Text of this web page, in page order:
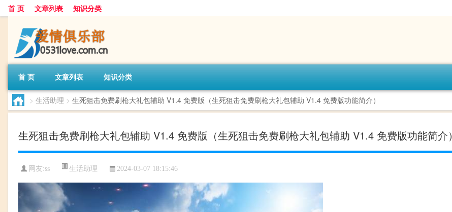
首 页 文章列表 知识分类
首 页 文章列表 知识分类
> 生活助理 > 生死狙击免费刷枪大礼包辅助 V1.4 免费版（生死狙击免费刷枪大礼包辅助 V1.4 免费版功能简介）
生死狙击免费刷枪大礼包辅助 V1.4 免费版（生死狙击免费刷枪大礼包辅助 V1.4 免费版功能简介）
网友:ss 生活助理 2024-03-07 18:15:46